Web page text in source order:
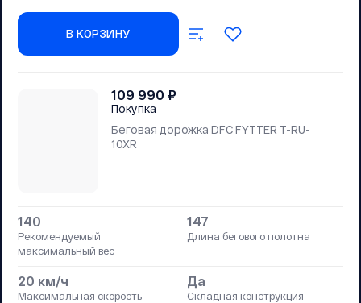
В КОРЗИНУ
109 990 ₽
Покупка
Беговая дорожка DFC FYTTER T-RU-
10XR
140
Рекомендуемый
максимальный вес
147
Длина бегового полотна
20 км/ч
Максимальная скорость
Да
Складная конструкция